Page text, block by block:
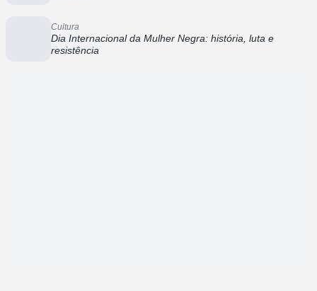
Cultura
Dia Internacional da Mulher Negra: história, luta e
resistência